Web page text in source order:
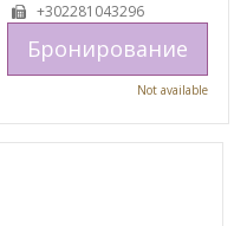
+302281043296
Бронирование
Not available